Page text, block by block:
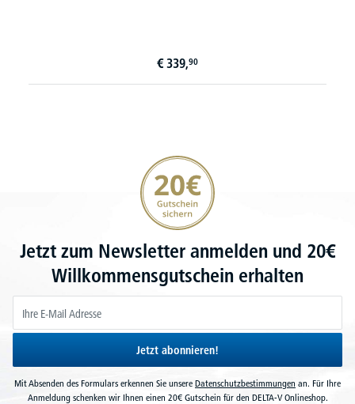
€ 339,90
20€ Gutschein sichern
Jetzt zum Newsletter anmelden und 20€
Willkommensgutschein erhalten
Jetzt abonnieren!
Mit Absenden des Formulars erkennen Sie unsere Datenschutzbestimmungen an. Für Ihre
Anmeldung schenken wir Ihnen einen 20€ Gutschein für den DELTA-V Onlineshop.